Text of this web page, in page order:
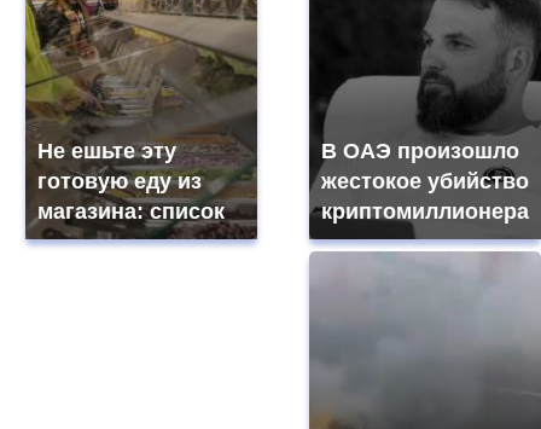
Не ешьте эту
готовую еду из
магазина: список
В ОАЭ произошло
жестокое убийство
криптомиллионера